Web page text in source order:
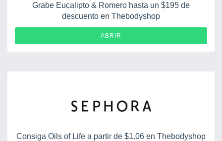
Grabe Eucalipto & Romero hasta un $195 de
descuento en Thebodyshop
ABRIR
Consiga Oils of Life a partir de $1.06 en Thebodyshop